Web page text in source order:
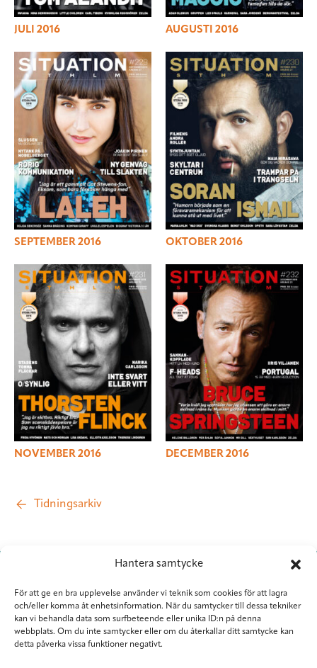
Hantera samtycke
För att ge en bra upplevelse använder vi teknik som cookies för att lagra
och/eller komma åt enhetsinformation. När du samtycker till dessa tekniker
kan vi behandla data som surfbeteende eller unika ID:n på denna
webbplats. Om du inte samtycker eller om du återkallar ditt samtycke kan
detta påverka vissa funktioner negativt.
JULI 2016 AUGUSTI 2016
SEPTEMBER 2016 OKTOBER 2016
NOVEMBER 2016 DECEMBER 2016
Tidningsarkiv
Situation Sthlm